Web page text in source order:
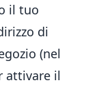
il tuo
di
(nel
attivare il